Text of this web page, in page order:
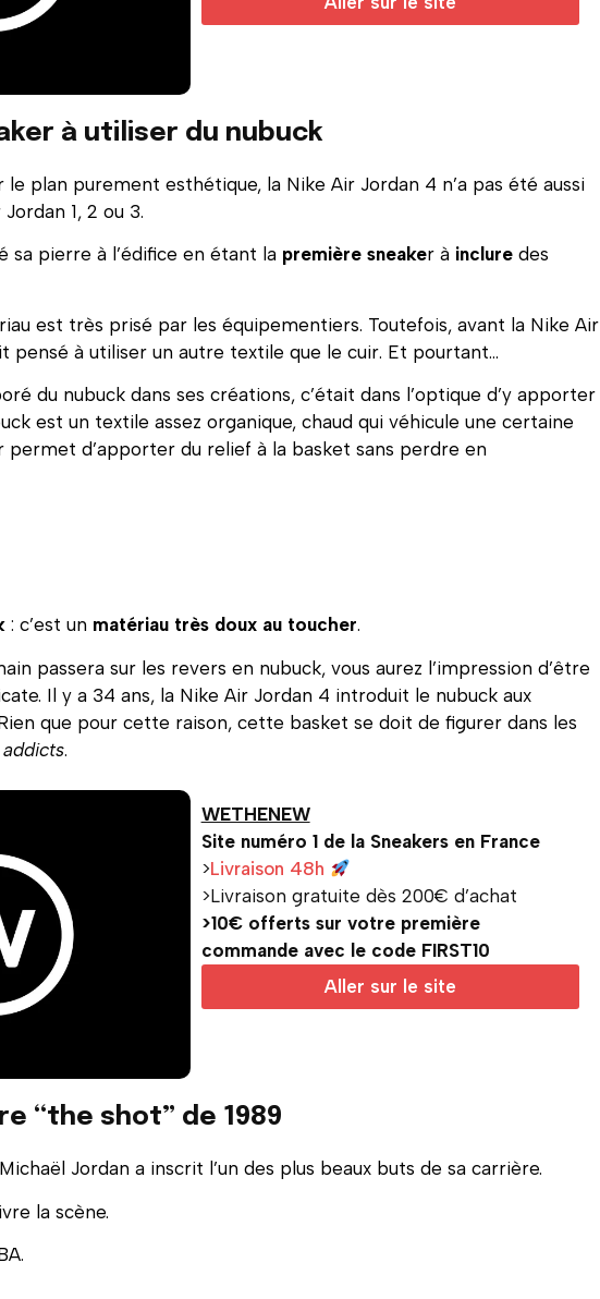
à utiliser du nubuck
le plan purement esthétique, la Nike Air Jordan 4 n’a pas été aussi
1, 2 ou 3.
sa pierre à l’édifice en étant la première sneaker à inclure des
est très prisé par les équipementiers. Toutefois, avant la Nike Air
pensé à utiliser un autre textile que le cuir. Et pourtant…
du nubuck dans ses créations, c’était dans l’optique d’y apporter
est un textile assez organique, chaud qui véhicule une certaine
permet d’apporter du relief à la basket sans perdre en
: c’est un matériau très doux au toucher.
passera sur les revers en nubuck, vous aurez l’impression d’être
Il y a 34 ans, la Nike Air Jordan 4 introduit le nubuck aux
que pour cette raison, cette basket se doit de figurer dans les
.
WETHENEW
Site numéro 1 de la Sneakers en France
>Livraison 48h
>Livraison gratuite dès 200€ d’achat
>10€ offerts sur votre première
commande avec le code FIRST10
Aller sur le site
“the shot” de 1989
Jordan a inscrit l’un des plus beaux buts de sa carrière.
la scène.